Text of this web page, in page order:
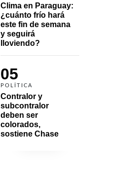
Clima en Paraguay:
¿cuánto frío hará
este fin de semana
y seguirá
lloviendo?
05
POLÍTICA
Contralor y
subcontralor
deben ser
colorados,
sostiene Chase